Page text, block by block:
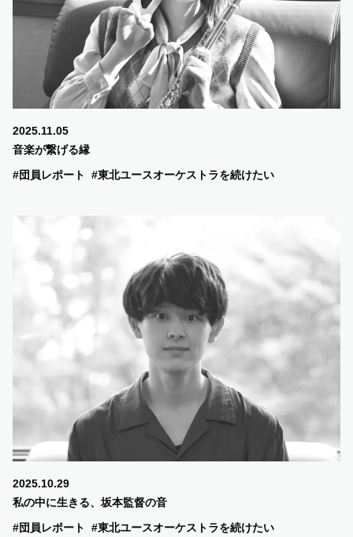
2025.11.05
音楽が繋げる縁
#団員レポート
#東北ユースオーケストラを続けたい
2025.10.29
私の中に生きる、坂本監督の音
#団員レポート
#東北ユースオーケストラを続けたい